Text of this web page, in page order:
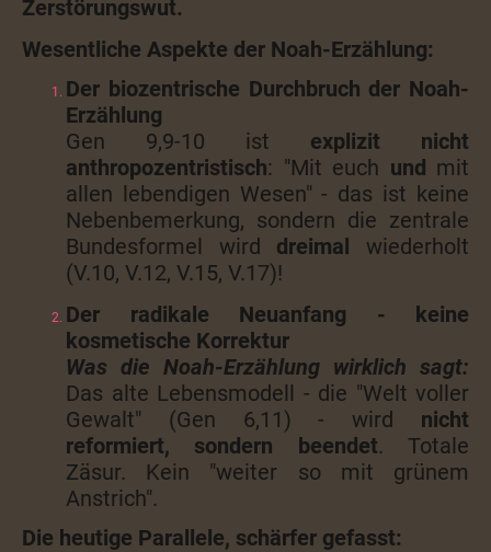
Zerstörungswut.
Wesentliche Aspekte der Noah-Erzählung:
Der biozentrische Durchbruch der Noah-
Erzählung
Gen 9,9-10 ist explizit nicht
anthropozentristisch: "Mit euch und mit
allen lebendigen Wesen" - das ist keine
Nebenbemerkung, sondern die zentrale
Bundesformel wird dreimal wiederholt
(V.10, V.12, V.15, V.17)!
Der radikale Neuanfang - keine
kosmetische Korrektur
Was die Noah-Erzählung wirklich sagt:
Das alte Lebensmodell - die "Welt voller
Gewalt" (Gen 6,11) - wird nicht
reformiert, sondern beendet. Totale
Zäsur. Kein "weiter so mit grünem
Anstrich".
Die heutige Parallele, schärfer gefasst: